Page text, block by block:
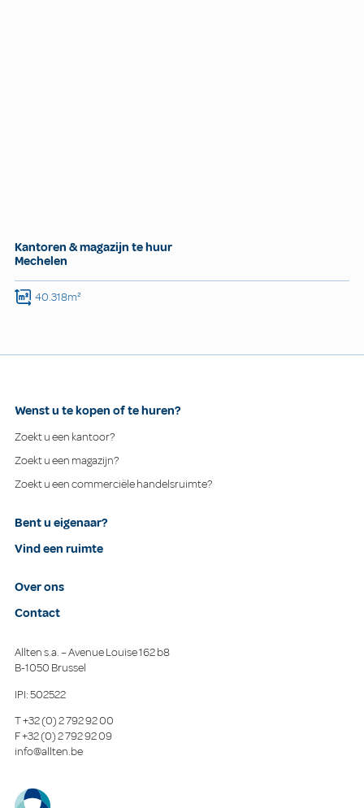
Kantoren & magazijn te huur
Mechelen
40.318m²
Wenst u te kopen of te huren?
Zoekt u een kantoor?
Zoekt u een magazijn?
Zoekt u een commerciële handelsruimte?
Bent u eigenaar?
Vind een ruimte
Over ons
Contact
Allten s.a. – Avenue Louise 162 b8
B-1050 Brussel
IPI: 502522
T+32 (0) 2 792 92 00
F+32 (0) 2 792 92 09
info@allten.be